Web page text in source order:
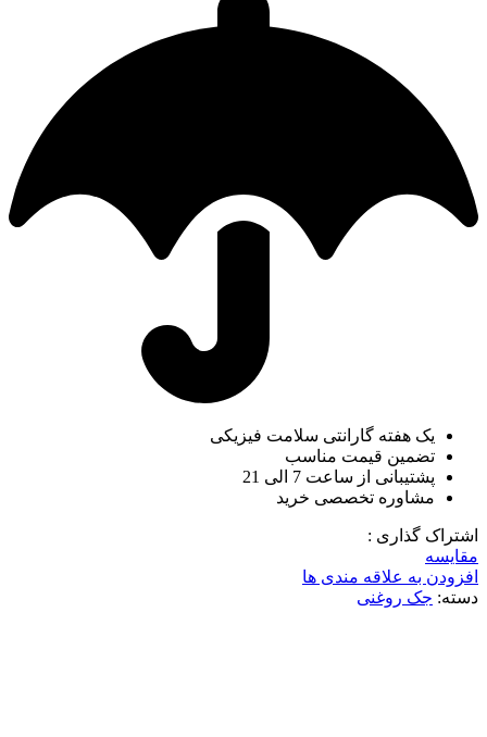
یک هفته گارانتی سلامت فیزیکی
تضمین قیمت مناسب
پشتیبانی از ساعت 7 الی 21
مشاوره تخصصی خرید
اشتراک گذاری :
مقایسه
افزودن به علاقه مندی ها
دسته: جک روغنی